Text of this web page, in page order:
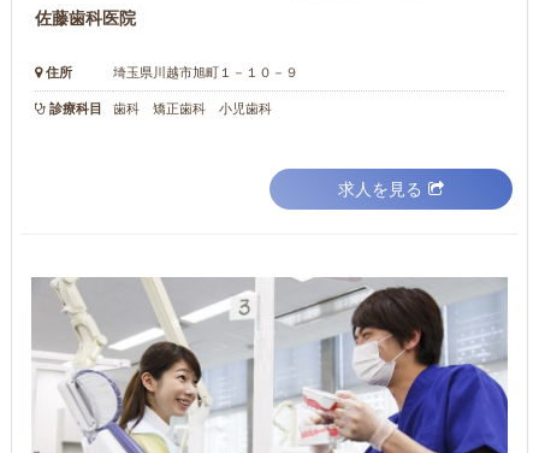
佐藤歯科医院
住所 埼玉県川越市旭町１－１０－９
診療科目 歯科 矯正歯科 小児歯科
求人を見る